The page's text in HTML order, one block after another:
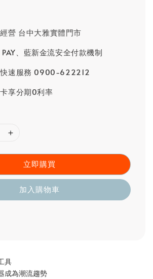
營 台中大雅實體門市
PAY、藍新金流安全付款機制
快速服務 0900-622212
享分期0利率
立即購買
加入購物車
具
成為潮流趨勢